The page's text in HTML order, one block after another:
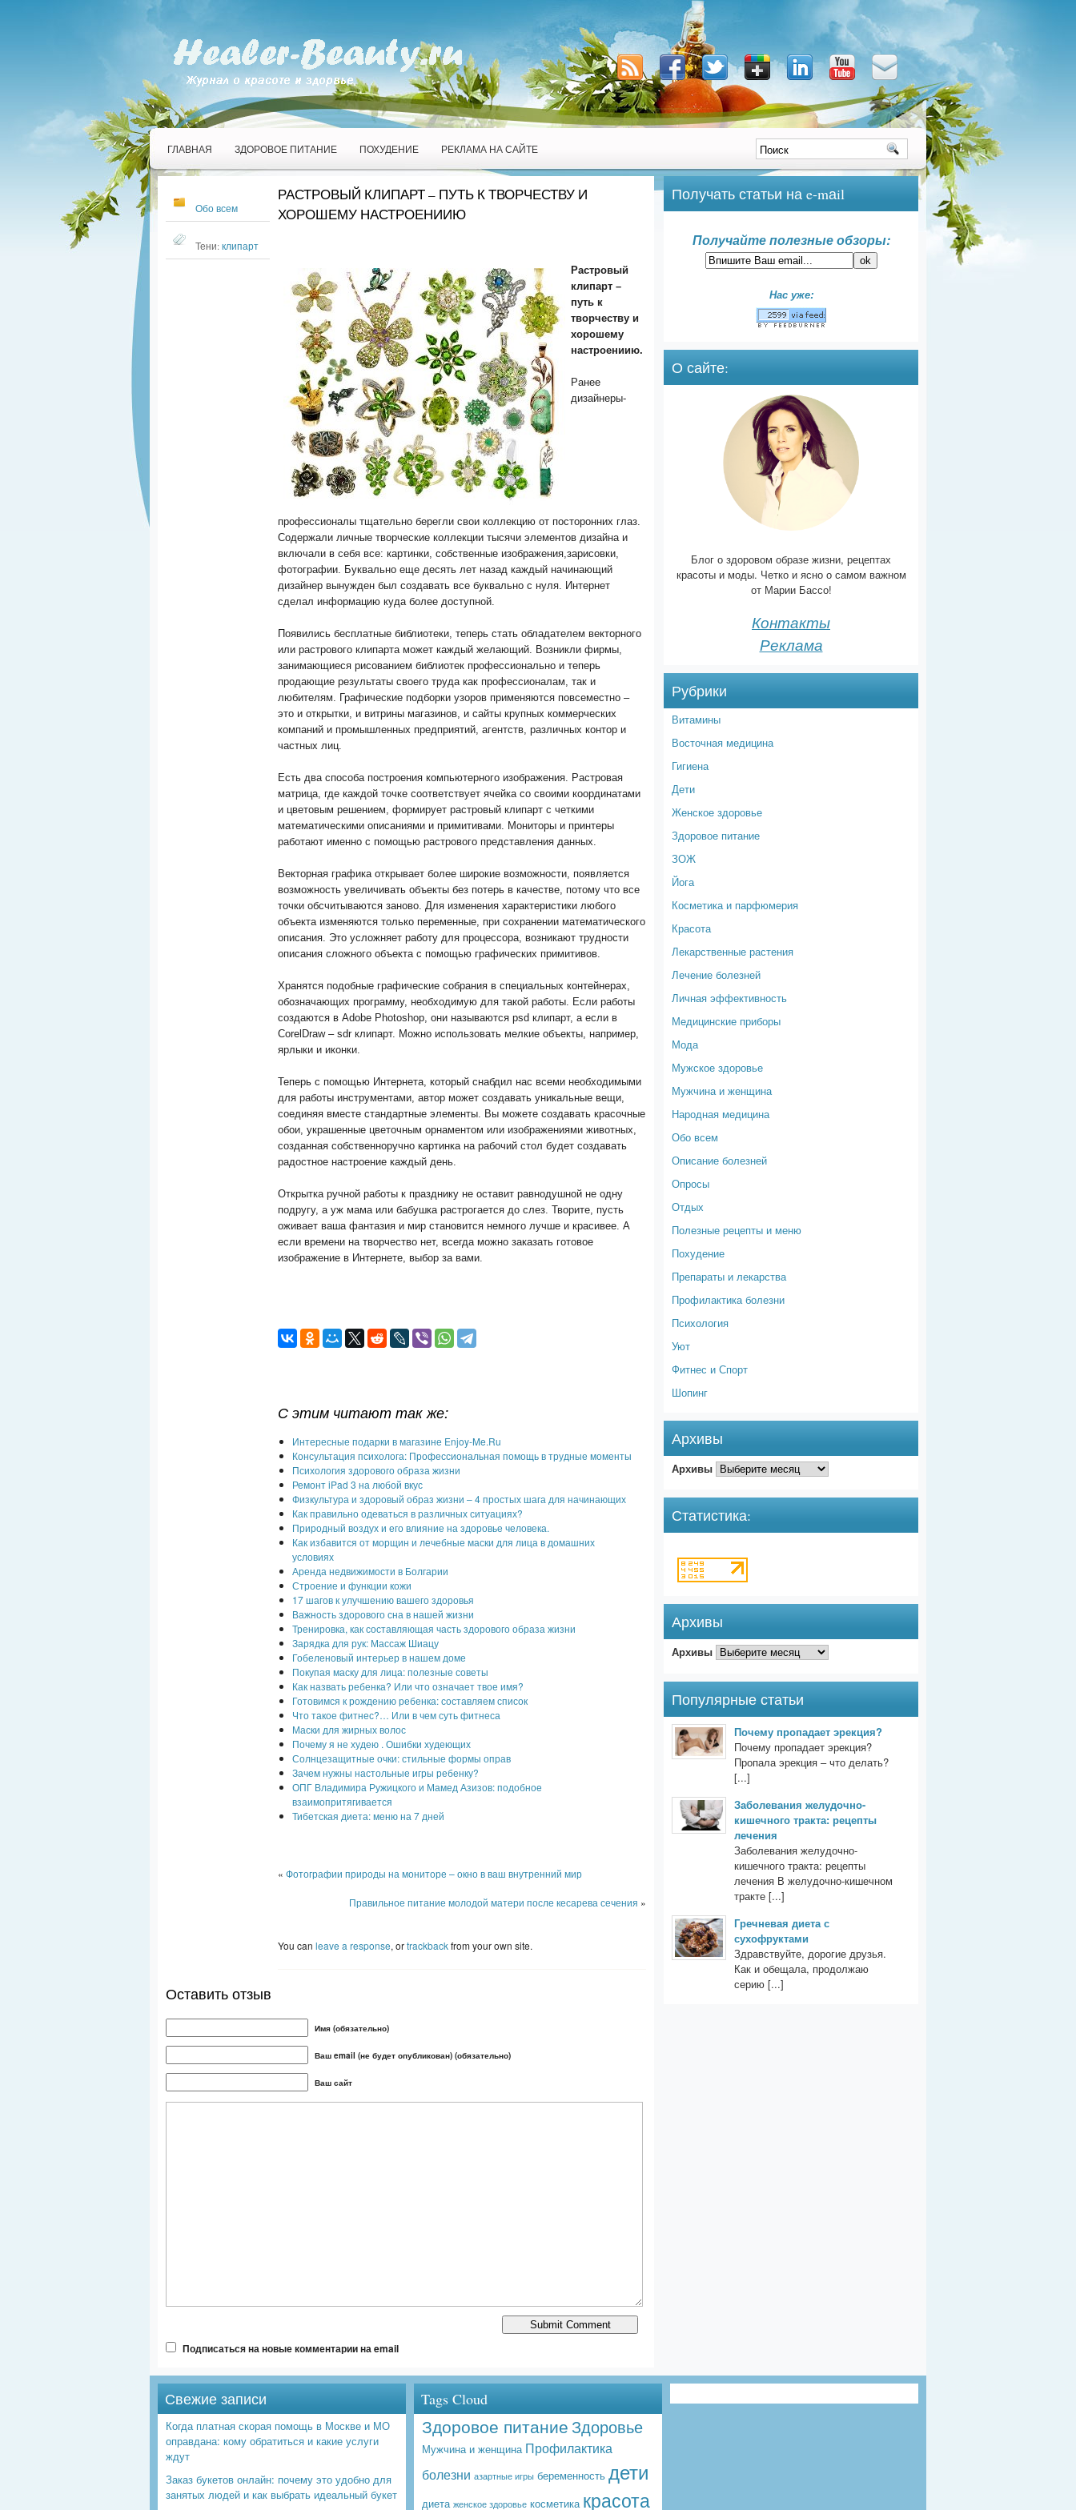
ГЛАВНАЯ ЗДОРОВОЕ ПИТАНИЕ ПОХУДЕНИЕ РЕКЛАМА НА САЙТЕ
Обо всем
Тени:клипарт
РАСТРОВЫЙ КЛИПАРТ – ПУТЬ К ТВОРЧЕСТВУ И
ХОРОШЕМУ НАСТРОЕНИИЮ
Растровый
клипарт –
путь к
творчеству и
хорошему
настроениию.
Ранее
дизайнеры-
профессионалы тщательно берегли свои коллекцию от посторонних глаз.
Содержали личные творческие коллекции тысячи элементов дизайна и
включали в себя все: картинки, собственные изображения,зарисовки,
фотографии. Буквально еще десять лет назад каждый начинающий
дизайнер вынужден был создавать все буквально с нуля. Интернет
сделал информацию куда более доступной.
Появились бесплатные библиотеки, теперь стать обладателем векторного
или растрового клипарта может каждый желающий. Возникли фирмы,
занимающиеся рисованием библиотек профессионально и теперь
продающие результаты своего труда как профессионалам, так и
любителям. Графические подборки узоров применяются повсеместно –
это и открытки, и витрины магазинов, и сайты крупных коммерческих
компаний и промышленных предприятий, агентств, различных контор и
частных лиц.
Есть два способа построения компьютерного изображения. Растровая
матрица, где каждой точке соответствует ячейка со своими координатами
и цветовым решением, формирует растровый клипарт с четкими
математическими описаниями и примитивами. Мониторы и принтеры
работают именно с помощью растрового представления данных.
Векторная графика открывает более широкие возможности, появляется
возможность увеличивать объекты без потерь в качестве, потому что все
точки обсчитываются заново. Для изменения характеристики любого
объекта изменяются только переменные, при сохранении математического
описания. Это усложняет работу для процессора, возникают трудности
описания сложного объекта с помощью графических примитивов.
Хранятся подобные графические собрания в специальных контейнерах,
обозначающих программу, необходимую для такой работы. Если работы
создаются в Adobe Photoshop, они называются psd клипарт, а если в
CorelDraw – sdr клипарт. Можно использовать мелкие объекты, например,
ярлыки и иконки.
Теперь с помощью Интернета, который снабдил нас всеми необходимыми
для работы инструментами, автор может создавать уникальные вещи,
соединяя вместе стандартные элементы. Вы можете создавать красочные
обои, украшенные цветочным орнаментом или изображениями животных,
созданная собственноручно картинка на рабочий стол будет создавать
радостное настроение каждый день.
Открытка ручной работы к празднику не оставит равнодушной не одну
подругу, а уж мама или бабушка растрогается до слез. Творите, пусть
оживает ваша фантазия и мир становится немного лучше и красивее. А
если времени на творчество нет, всегда можно заказать готовое
изображение в Интернете, выбор за вами.
С этим читают так же:
Интересные подарки в магазине Enjoy-Me.Ru
Консультация психолога: Профессиональная помощь в трудные моменты
Психология здорового образа жизни
Ремонт iPad 3 на любой вкус
Физкультура и здоровый образ жизни – 4 простых шага для начинающих
Как правильно одеваться в различных ситуациях?
Природный воздух и его влияние на здоровье человека.
Как избавится от морщин и лечебные маски для лица в домашних
условиях
Аренда недвижимости в Болгарии
Строение и функции кожи
17 шагов к улучшению вашего здоровья
Важность здорового сна в нашей жизни
Тренировка, как составляющая часть здорового образа жизни
Зарядка для рук: Массаж Шиацу
Гобеленовый интерьер в нашем доме
Покупая маску для лица: полезные советы
Как назвать ребенка? Или что означает твое имя?
Готовимся к рождению ребенка: составляем список
Что такое фитнес?… Или в чем суть фитнеса
Маски для жирных волос
Почему я не худею . Ошибки худеющих
Солнцезащитные очки: стильные формы оправ
Зачем нужны настольные игры ребенку?
ОПГ Владимира Ружицкого и Мамед Азизов: подобное
взаимопритягивается
Тибетская диета: меню на 7 дней
« Фотографии природы на мониторе – окно в ваш внутренний мир
Правильное питание молодой матери после кесарева сечения »
You can leave a response, ortrackbackfrom your own site.
Оставить отзыв
Имя (обязательно)
Ваш email (не будет опубликован) (обязательно)
Ваш сайт
Подписаться на новые комментарии на email
Получать статьи на e-mаil
Получайте полезные обзоры:
Нас уже:
О сайте:
Блог о здоровом образе жизни, рецептах
красоты и моды. Четко и ясно о самом важном
от Марии Бассо!
Контакты
Реклама
Рубрики
Витамины
Восточная медицина
Гигиена
Дети
Женское здоровье
Здоровое питание
ЗОЖ
Йога
Косметика и парфюмерия
Красота
Лекарственные растения
Лечение болезней
Личная эффективность
Медицинские приборы
Мода
Мужское здоровье
Мужчина и женщина
Народная медицина
Обо всем
Описание болезней
Опросы
Отдых
Полезные рецепты и меню
Похудение
Препараты и лекарства
Профилактика болезни
Психология
Уют
Фитнес и Спорт
Шопинг
Архивы
Архивы
Статистика:
Архивы
Архивы
Популярные статьи
Почему пропадает эрекция?
Почему пропадает эрекция?
Пропала эрекция – что делать?
[...]
Заболевания желудочно-
кишечного тракта: рецепты
лечения
Заболевания желудочно-
кишечного тракта: рецепты
лечения В желудочно-кишечном
тракте [...]
Гречневая диета с
сухофруктами
Здравствуйте, дорогие друзья.
Как и обещала, продолжаю
серию [...]
Свежие записи
Когда платная скорая помощь в Москве и МО
оправдана: кому обратиться и какие услуги
ждут
Заказ букетов онлайн: почему это удобно для
занятых людей и как выбрать идеальный букет
Tags Cloud
Здоровое питание Здоровье
Мужчина и женщина Профилактика
болезни азартные игры беременность дети
диета женское здоровье косметика красота